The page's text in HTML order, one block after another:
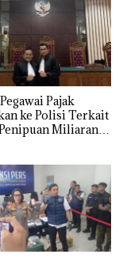
Pajak
ke Polisi Terkait
Miliaran